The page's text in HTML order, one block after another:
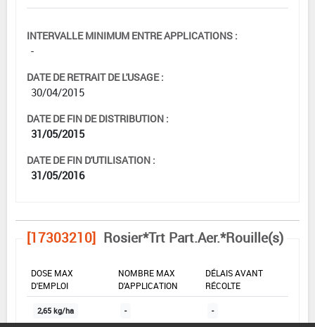
INTERVALLE MINIMUM ENTRE APPLICATIONS :
-
DATE DE RETRAIT DE L'USAGE :
30/04/2015
DATE DE FIN DE DISTRIBUTION :
31/05/2015
DATE DE FIN D'UTILISATION :
31/05/2016
[17303210] Rosier*Trt Part.Aer.*Rouille(s)
DOSE MAX
D'EMPLOI
NOMBRE MAX
D'APPLICATION
DÉLAIS AVANT
RÉCOLTE
2,65 kg/ha - -